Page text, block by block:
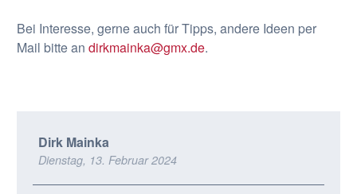
Bei Interesse, gerne auch für Tipps, andere Ideen per
Mail bitte an dirkmainka@gmx.de.
Dirk Mainka
Dienstag, 13. Februar 2024